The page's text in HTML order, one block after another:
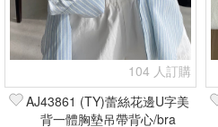
104 人訂購
AJ43861 (TY)蕾絲花邊U字美
背一體胸墊吊帶背心/bra